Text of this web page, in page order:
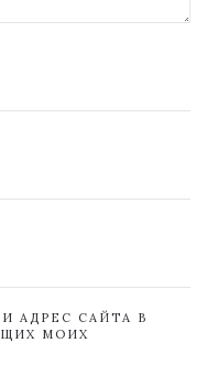
АДРЕС САЙТА В
МОИХ